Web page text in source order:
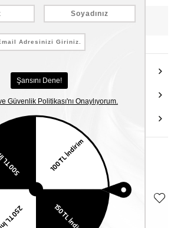
WhatsApp’tan Bilgi Al
Benzer Ürünler
%5
EKSTRA
İNDİRİM